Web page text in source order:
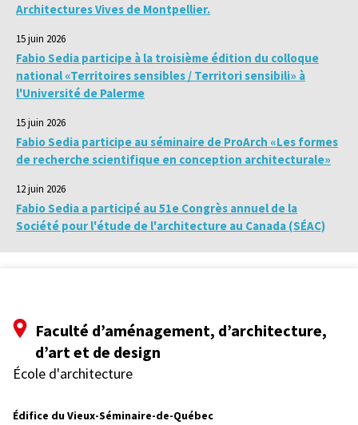
Architectures Vives de Montpellier.
15 juin 2026
Fabio Sedia participe à la troisième édition du colloque
national «Territoires sensibles / Territori sensibili» à
l'Université de Palerme
15 juin 2026
Fabio Sedia participe au séminaire de ProArch «Les formes
de recherche scientifique en conception architecturale»
12 juin 2026
Fabio Sedia a participé au 51e Congrès annuel de la
Société pour l'étude de l'architecture au Canada (SÉAC)
Faculté d’aménagement, d’architecture,
d’art et de design
École d'architecture
Édifice du Vieux-Séminaire-de-Québec